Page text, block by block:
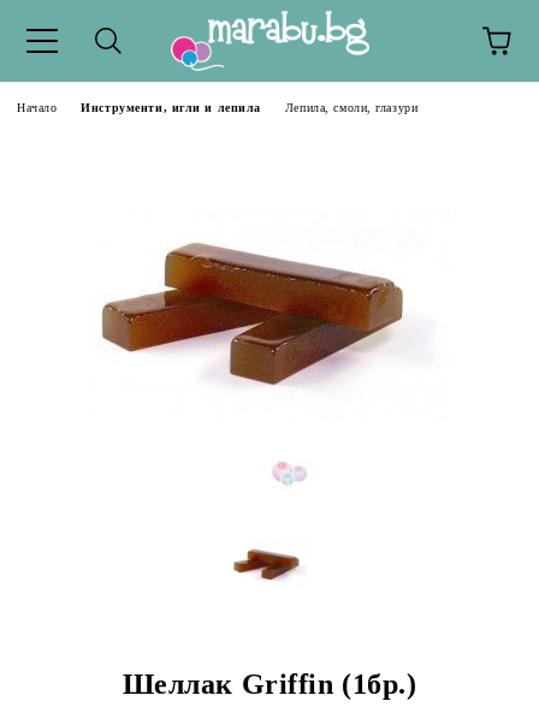
Начало Инструменти, игли и лепила Лепила, смоли, глазури
Шеллак Griffin (1бр.)